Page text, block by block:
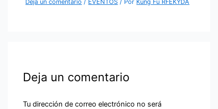
Deja un comentario / EVENTOS / Por Kung Fu RFEKYDA
Deja un comentario
Tu dirección de correo electrónico no será